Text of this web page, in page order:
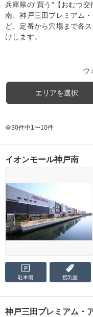
兵庫県の“買う”【おむつ
南、神戸三田プレミアム
ど、定番から穴場まで各
けします。
ウ
エリアを選択
全30件中1〜10件
イオンモール神戸南
駐車場 授乳室
神戸三田プレミアム・